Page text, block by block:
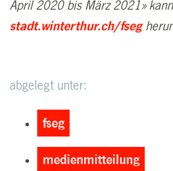
April 2020 bis März 2021»
stadt.winterthur.ch/fseg
abgelegt unter:
fseg
medienmitteilung